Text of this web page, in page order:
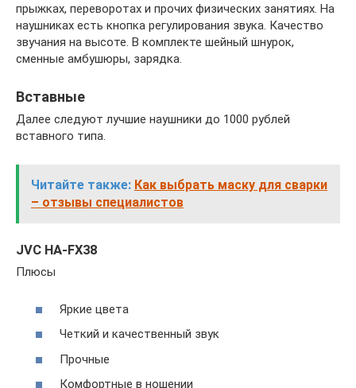
прыжках, переворотах и прочих физических занятиях. На
наушниках есть кнопка регулирования звука. Качество
звучания на высоте. В комплекте шейный шнурок,
сменные амбушюры, зарядка.
Вставные
Далее следуют лучшие наушники до 1000 рублей
вставного типа.
Читайте также: Как выбрать маску для сварки
– отзывы специалистов
JVC HA-FX38
Плюсы
Яркие цвета
Четкий и качественный звук
Прочные
Комфортные в ношении